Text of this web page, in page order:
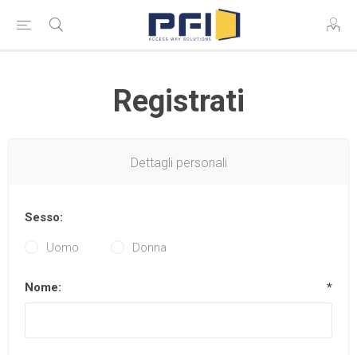
Registrati
Dettagli personali
Sesso:
Uomo Donna
Nome: *